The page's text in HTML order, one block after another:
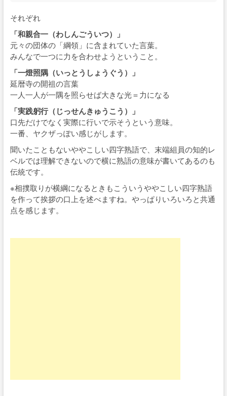
それぞれ
「和親合一（わしんごういつ）」
元々の団体の「綱領」に含まれていた言葉。
みんなで一つに力を合わせようということ。
「一燈照隅（いっとうしょうぐう）」
延暦寺の開祖の言葉
一人一人が一隅を照らせば大きな光＝力になる
「実践躬行（じっせんきゅうこう）」
口先だけでなく実際に行いで示そうという意味。
一番、ヤクザっぽい感じがします。
聞いたこともないややこしい四字熟語で、末端組員の知的レ
ベルでは理解できないので横に熟語の意味が書いてあるのも
伝統です。
※相撲取りが横綱になるときもこういうややこしい四字熟語
を作って挨拶の口上を述べますね。やっぱりいろいろと共通
点を感じます。